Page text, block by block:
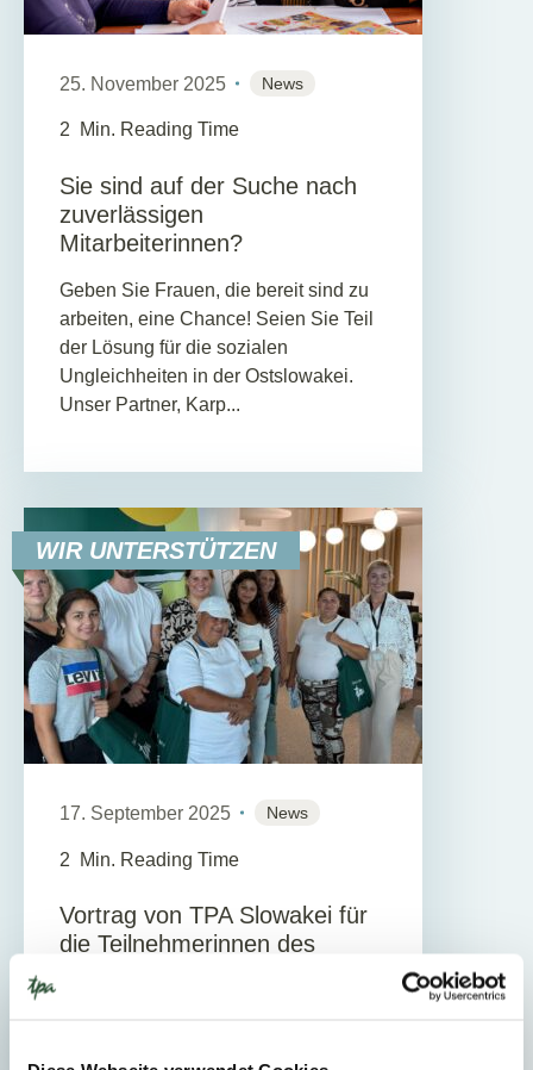
25. November 2025 News
2 Min. Reading Time
Sie sind auf der Suche nach
zuverlässigen
Mitarbeiterinnen?
Geben Sie Frauen, die bereit sind zu
arbeiten, eine Chance! Seien Sie Teil
der Lösung für die sozialen
Ungleichheiten in der Ostslowakei.
Unser Partner, Karp...
WIR UNTERSTÜTZEN
17. September 2025 News
2 Min. Reading Time
Vortrag von TPA Slowakei für
die Teilnehmerinnen des